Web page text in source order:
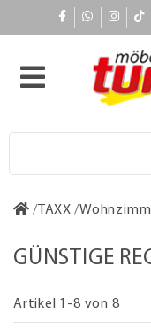
TAXX
GÜNSTIGE
Artikel 1-8 von 8